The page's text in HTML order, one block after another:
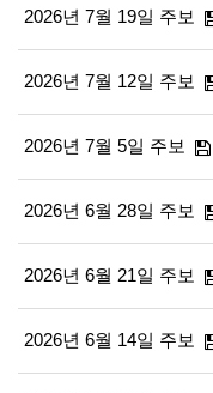
2026년 7월 19일 주보
2026년 7월 12일 주보
2026년 7월 5일 주보
2026년 6월 28일 주보
2026년 6월 21일 주보
2026년 6월 14일 주보